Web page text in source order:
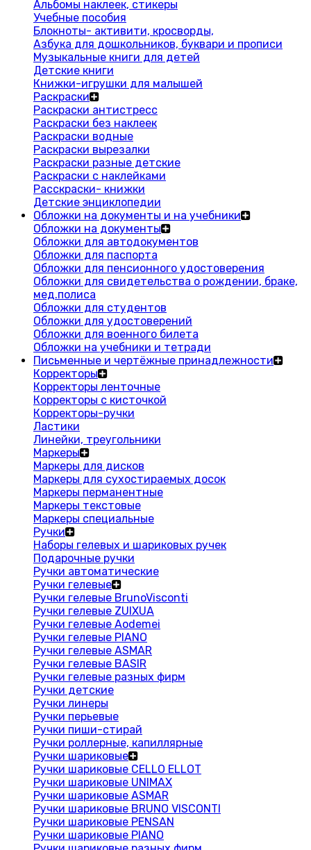
Альбомы наклеек, стикеры
Учебные пособия
Блокноты- активити, кросворды,
Азбука для дошкольников, буквари и прописи
Музыкальные книги для детей
Детские книги
Книжки-игрушки для малышей
Раскраски
Раскраски антистресс
Раскраски без наклеек
Раскраски водные
Раскраски вырезалки
Раскраски разные детские
Раскраски с наклейками
Расскраски- книжки
Детские энциклопедии
Обложки на документы и на учебники
Обложки на документы
Обложки для автодокументов
Обложки для паспорта
Обложки для пенсионного удостоверения
Обложки для свидетельства о рождении, браке,
мед.полиса
Обложки для студентов
Обложки для удостоверений
Обложки для военного билета
Обложки на учебники и тетради
Письменные и чертёжные принадлежности
Корректоры
Корректоры ленточные
Корректоры с кисточкой
Корректоры-ручки
Ластики
Линейки, треугольники
Маркеры
Маркеры для дисков
Маркеры для сухостираемых досок
Маркеры перманентные
Маркеры текстовые
Маркеры специальные
Ручки
Наборы гелевых и шариковых ручек
Подарочные ручки
Ручки автоматические
Ручки гелевые
Ручки гелевые BrunoVisconti
Ручки гелевые ZUIXUA
Ручки гелевые Aodemei
Ручки гелевые PIANO
Ручки гелевые ASMAR
Ручки гелевые BASIR
Ручки гелевые разных фирм
Ручки детские
Ручки линеры
Ручки перьевые
Ручки пиши-стирай
Ручки роллерные, капиллярные
Ручки шариковые
Ручки шариковые CELLO ELLOT
Ручки шариковые UNIMAX
Ручки шариковые ASMAR
Ручки шариковые BRUNO VISCONTI
Ручки шариковые PENSAN
Ручки шариковые PIANO